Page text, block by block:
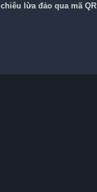
chiêu lừa đảo qua mã QR